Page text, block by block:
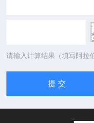
请输入计算结果（填写阿拉